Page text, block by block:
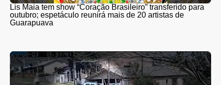
Lis Maia tem show “Coração Brasileiro” transferido para
outubro; espetáculo reunirá mais de 20 artistas de
Guarapuava